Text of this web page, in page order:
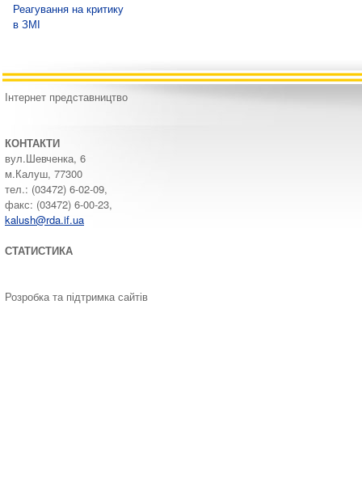
Реагування на критику
в ЗМІ
Інтернет представництво
КОНТАКТИ
вул.Шевченка, 6
м.Калуш, 77300
тел.: (03472) 6-02-09,
факс: (03472) 6-00-23,
kalush@rda.if.ua
СТАТИСТИКА
Розробка та підтримка сайтів